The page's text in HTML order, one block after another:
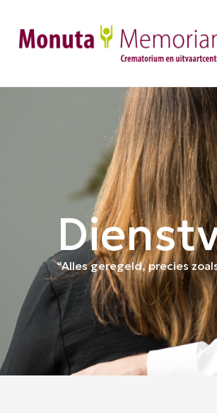
“Alles geregeld, precies